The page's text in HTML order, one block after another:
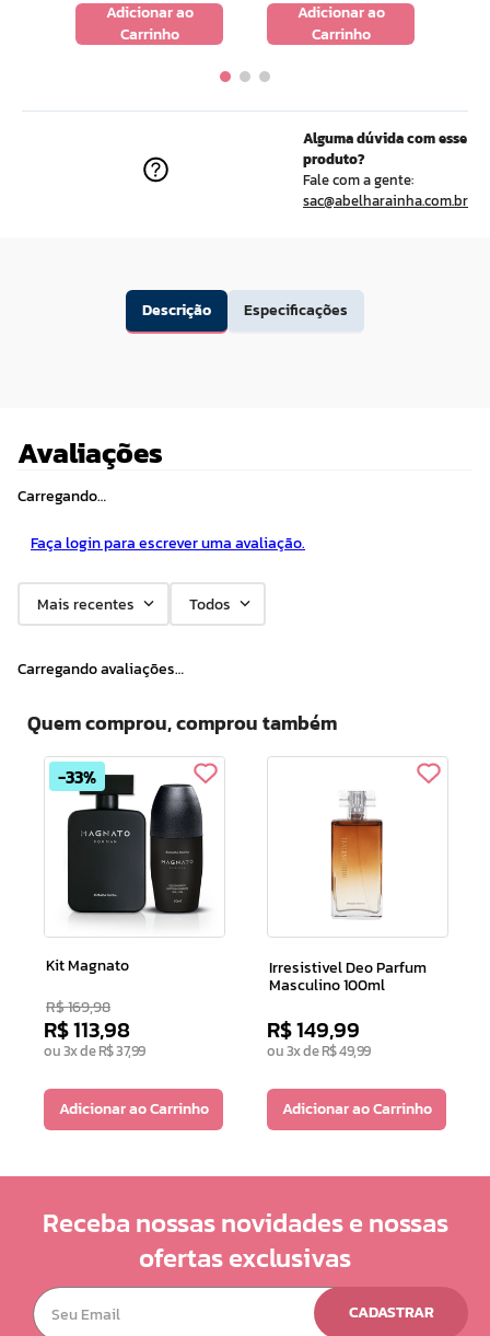
Adicionar ao
Carrinho
Adicionar ao
Carrinho
Alguma dúvida com esse
produto?
Fale com a gente:
sac@abelharainha.com.br
Descrição Especificações
Avaliações
Carregando…
Faça login para escrever uma avaliação.
Mais recentes Todos
Carregando avaliações…
Quem comprou, comprou também
33%
Kit Magnato
R$169,98
R$113,98
ou3x deR$37,99
Adicionar ao Carrinho
Irresistivel Deo Parfum
Masculino 100ml
R$149,99
ou3x deR$49,99
Adicionar ao Carrinho
Receba nossas novidades e nossas
ofertas exclusivas
CADASTRAR